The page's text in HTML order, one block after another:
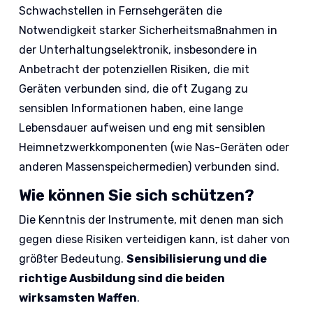
Schwachstellen in Fernsehgeräten die
Notwendigkeit starker Sicherheitsmaßnahmen in
der Unterhaltungselektronik, insbesondere in
Anbetracht der potenziellen Risiken, die mit
Geräten verbunden sind, die oft Zugang zu
sensiblen Informationen haben, eine lange
Lebensdauer aufweisen und eng mit sensiblen
Heimnetzwerkkomponenten (wie Nas-Geräten oder
anderen Massenspeichermedien) verbunden sind.
Wie können Sie sich schützen?
Die Kenntnis der Instrumente, mit denen man sich
gegen diese Risiken verteidigen kann, ist daher von
größter Bedeutung.Sensibilisierung und die
richtige Ausbildung sind die beiden
wirksamsten Waffen.